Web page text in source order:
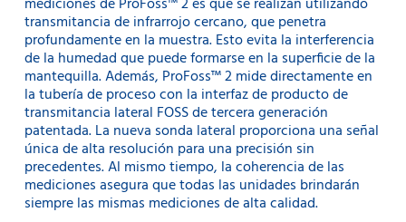
transmitancia de infrarrojo cercano, que penetra
profundamente en la muestra. Esto evita la interferencia
de la humedad que puede formarse en la superficie de la
mantequilla. Además, ProFoss™ 2 mide directamente en
la tubería de proceso con la interfaz de producto de
transmitancia lateral FOSS de tercera generación
patentada. La nueva sonda lateral proporciona una señal
única de alta resolución para una precisión sin
precedentes. Al mismo tiempo, la coherencia de las
mediciones asegura que todas las unidades brindarán
siempre las mismas mediciones de alta calidad.